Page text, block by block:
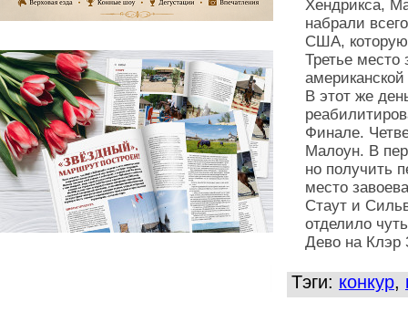
Хендрикса,
набрали
США,
Третье место
В этот же
Финале.
Малоун. В
но получить
место
Стаут и
отделило
Дево на Клэр
Тэги: конкур,